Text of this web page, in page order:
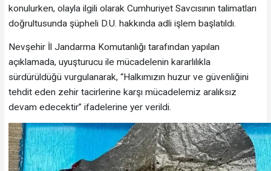
konulurken, olayla ilgili olarak Cumhuriyet Savcısının talimatları
doğrultusunda şüpheli D.U. hakkında adli işlem başlatıldı.
Nevşehir İl Jandarma Komutanlığı tarafından yapılan
açıklamada, uyuşturucu ile mücadelenin kararlılıkla
sürdürüldüğü vurgulanarak, “Halkımızın huzur ve güvenliğini
tehdit eden zehir tacirlerine karşı mücadelemiz aralıksız
devam edecektir” ifadelerine yer verildi.